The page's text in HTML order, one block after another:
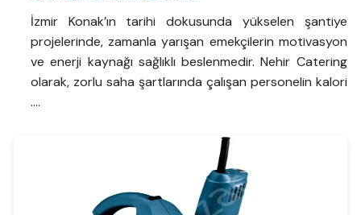
İzmir Konak’ın tarihi dokusunda yükselen şantiye
projelerinde, zamanla yarışan emekçilerin motivasyon
ve enerji kaynağı sağlıklı beslenmedir. Nehir Catering
olarak, zorlu saha şartlarında çalışan personelin kalori
….